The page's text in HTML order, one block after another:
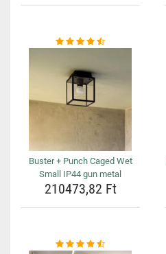
Buster + Punch Caged Wet
Small IP44 gun metal
210473,82 Ft